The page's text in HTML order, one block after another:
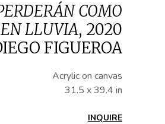
COMO
LLUVIA, 2020
FIGUEROA
Acrylic on canvas
31.5 x 39.4 in
INQUIRE